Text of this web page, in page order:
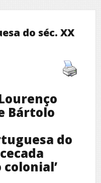
do séc. XX
Bártolo
do